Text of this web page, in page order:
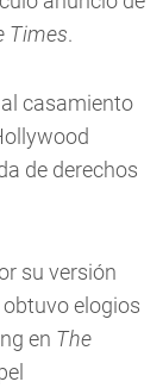
Times.
casamiento
de derechos
su versión
elogios
en The